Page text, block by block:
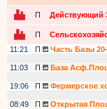
П Действующий
П
11:21
П Часть Базы
11:03
П База
19:06
П Фермерское
08:49
П Открытая